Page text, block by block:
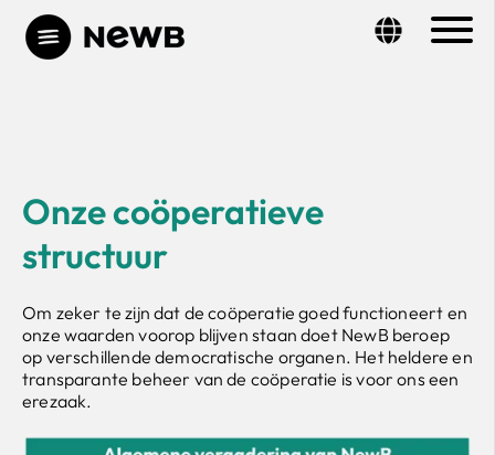
Onze coöperatieve
structuur
Om zeker te zijn dat de coöperatie goed functioneert en
onze waarden voorop blijven staan doet NewB beroep
op verschillende democratische organen. Het heldere en
transparante beheer van de coöperatie is voor ons een
erezaak.